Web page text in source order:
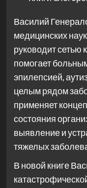
Василий
медицинских
руководит сетью
помогает
эпилепсией,
целым рядом
применяет
состояния
выявление и
тяжелых
В новой книге